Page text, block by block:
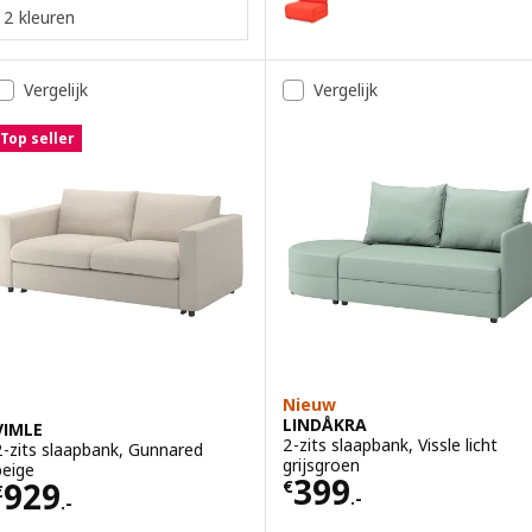
2 kleuren
Vergelijk
Top seller
zits slaapbank, Gunnared
929.-
€ 929.-
Vergelijk
Nieuw
LINDÅKRA
2-zits slaapbank, Vissle licht
grijsgroen
€399.-
Prijs € 399.-